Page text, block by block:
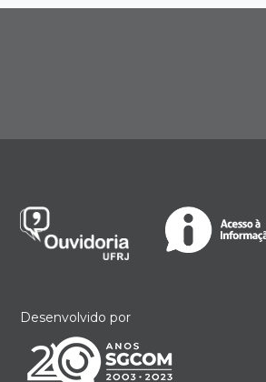
Desenvolvido por